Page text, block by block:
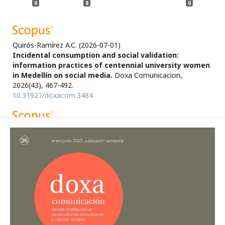
0 8 0
Quirós-Ramírez A.C. (2026-07-01)
Incidental consumption and social validation:
information practices of centennial university women
in Medellín on social media. Doxa Comunicacion,
2026(43), 467-492.
10.31921/doxacom.3484
Parro Carrero M.D.L.L. (2026-05-26)
Education, Social Media, and Gender-Based Violence
Prevention Among Vocational Training Students.
International Journal of Educational Research and
Innovation, 2026(25).
10.46661/ijeri.12479
Tenorio L.M. (2026-01-01)